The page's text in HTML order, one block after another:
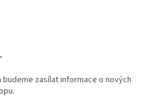
budeme zasílat informace o nových